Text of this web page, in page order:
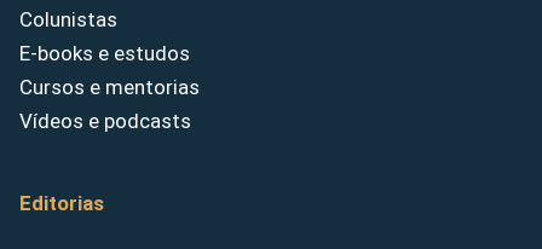
Colunistas
E-books e estudos
Cursos e mentorias
Vídeos e podcasts
Editorias